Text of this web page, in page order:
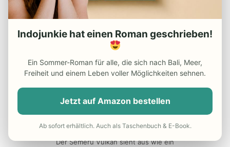
mit dem
Bromo Vulkan
Tengger-Caldera
Der Semeru Vulkan sieht aus wie ein
Indojunkie hat einen Roman geschrieben!
Ein Sommer-Roman für alle, die sich nach Bali, Meer,
Freiheit und einem Leben voller Möglichkeiten sehnen.
Jetzt auf Amazon bestellen
Ab sofort erhältlich. Auch als Taschenbuch & E-Book.